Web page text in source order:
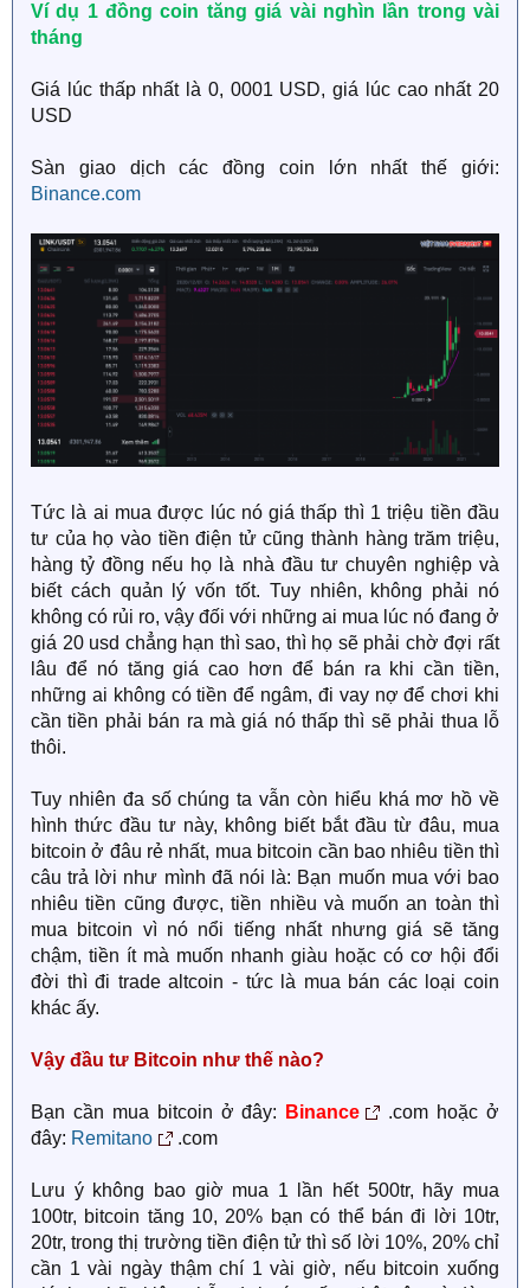
Ví dụ 1 đồng coin tăng giá vài nghìn lần trong vài
tháng
Giá lúc thấp nhất là 0, 0001 USD, giá lúc cao nhất 20
USD
Sàn giao dịch các đồng coin lớn nhất thế giới:
Binance.com
Tức là ai mua được lúc nó giá thấp thì 1 triệu tiền đầu
tư của họ vào tiền điện tử cũng thành hàng trăm triệu,
hàng tỷ đồng nếu họ là nhà đầu tư chuyên nghiệp và
biết cách quản lý vốn tốt. Tuy nhiên, không phải nó
không có rủi ro, vậy đối với những ai mua lúc nó đang ở
giá 20 usd chẳng hạn thì sao, thì họ sẽ phải chờ đợi rất
lâu để nó tăng giá cao hơn để bán ra khi cần tiền,
những ai không có tiền để ngâm, đi vay nợ để chơi khi
cần tiền phải bán ra mà giá nó thấp thì sẽ phải thua lỗ
thôi.
Tuy nhiên đa số chúng ta vẫn còn hiểu khá mơ hồ về
hình thức đầu tư này, không biết bắt đầu từ đâu, mua
bitcoin ở đâu rẻ nhất, mua bitcoin cần bao nhiêu tiền thì
câu trả lời như mình đã nói là: Bạn muốn mua với bao
nhiêu tiền cũng được, tiền nhiều và muốn an toàn thì
mua bitcoin vì nó nổi tiếng nhất nhưng giá sẽ tăng
chậm, tiền ít mà muốn nhanh giàu hoặc có cơ hội đổi
đời thì đi trade altcoin - tức là mua bán các loại coin
khác ấy.
Vậy đầu tư Bitcoin như thế nào?
Bạn cần mua bitcoin ở đây: Binance
.com hoặc ở
đây: Remitano .com
Lưu ý không bao giờ mua 1 lần hết 500tr, hãy mua
100tr, bitcoin tăng 10, 20% bạn có thể bán đi lời 10tr,
20tr, trong thị trường tiền điện tử thì số lời 10%, 20% chỉ
cần 1 vài ngày thậm chí 1 vài giờ, nếu bitcoin xuống